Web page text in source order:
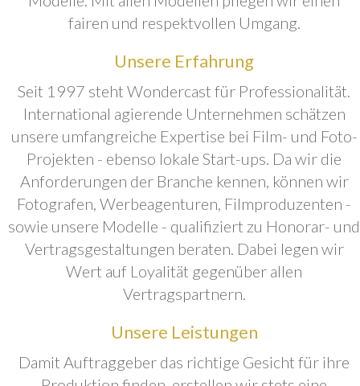
fairen und respektvollen Umgang.
Unsere Erfahrung
Seit 1997 steht Wondercast für Professionalität.
International agierende Unternehmen schätzen
unsere umfangreiche Expertise bei Film- und Foto-
Projekten - ebenso lokale Start-ups. Da wir die
Anforderungen der Branche kennen, können wir
Fotografen, Werbeagenturen, Filmproduzenten -
sowie unsere Modelle - qualifiziert zu Honorar- und
Vertragsgestaltungen beraten. Dabei legen wir
Wert auf Loyalität gegenüber allen
Vertragspartnern.
Unsere Leistungen
Damit Auftraggeber das richtige Gesicht für ihre